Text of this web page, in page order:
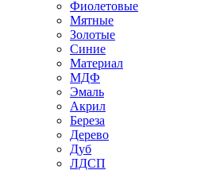
Фиолетовые
Мятные
Золотые
Синие
Материал
МДФ
Эмаль
Акрил
Береза
Дерево
Дуб
ЛДСП